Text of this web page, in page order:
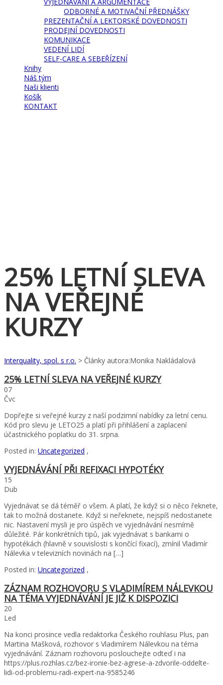
VYJEDNÁVÁNÍ A ARGUMENTACE
ODBORNÉ A MOTIVAČNÍ PŘEDNÁŠKY
PREZENTAČNÍ A LEKTORSKÉ DOVEDNOSTI
PRODEJNÍ DOVEDNOSTI
KOMUNIKACE
VEDENÍ LIDÍ
SELF-CARE A SEBEŘÍZENÍ
Knihy
Náš tým
Naši klienti
Košík
KONTAKT
25% LETNÍ SLEVA
NA VEŘEJNÉ
KURZY
Interquality, spol. s r.o. > Články autora:Monika Nakládalová
25% LETNÍ SLEVA NA VEŘEJNÉ KURZY
07
Čvc
Dopřejte si veřejné kurzy z naší podzimní nabídky za letní cenu.
Kód pro slevu je LETO25 a platí při přihlášení a zaplacení
účastnického poplatku do 31. srpna.
Posted in: Uncategorized ,
VYJEDNÁVÁNÍ PŘI REFIXACI HYPOTÉKY
15
Dub
Vyjednávat se dá téměř o všem. A platí, že když si o něco řeknete,
tak to možná dostanete. Když si neřeknete, nejspíš nedostanete
nic. Nastavení mysli je pro úspěch ve vyjednávání nesmírně
důležité. Pár konkrétních tipů, jak vyjednávat s bankami o
hypotékách (hlavně v souvislosti s končící fixací), zmínil Vladimír
Nálevka v televizních novinách na […]
Posted in: Uncategorized ,
ZÁZNAM ROZHOVORU S VLADIMÍREM NÁLEVKOU
NA TÉMA VYJEDNÁVÁNÍ JE JIŽ K DISPOZICI
20
Led
Na konci prosince vedla redaktorka Českého rouhlasu Plus, pan
Martina Mašková, rozhovor s Vladimírem Nálevkou na téma
vyjednávání. Záznam rozhovoru poslouchejte odteď i na
https://plus.rozhlas.cz/bez-ironie-bez-agrese-a-zdvorile-oddelte-
lidi-od-problemu-radi-expert-na-9585246